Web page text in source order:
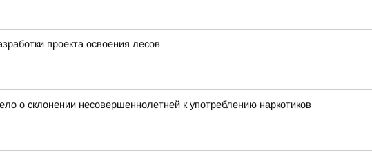
проекта освоения лесов
о склонении несовершеннолетней к употреблению наркотиков